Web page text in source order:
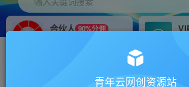
合伙人 90%分佣
青年云网创资源站